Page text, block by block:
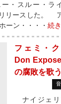
・スルー・ラ
リリースした。
ーン・・・・ 続
フェミ・
Don
の腐敗を歌う
ナイジェリ